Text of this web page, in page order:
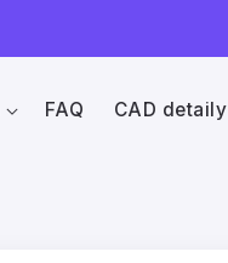
FAQ CAD detaily